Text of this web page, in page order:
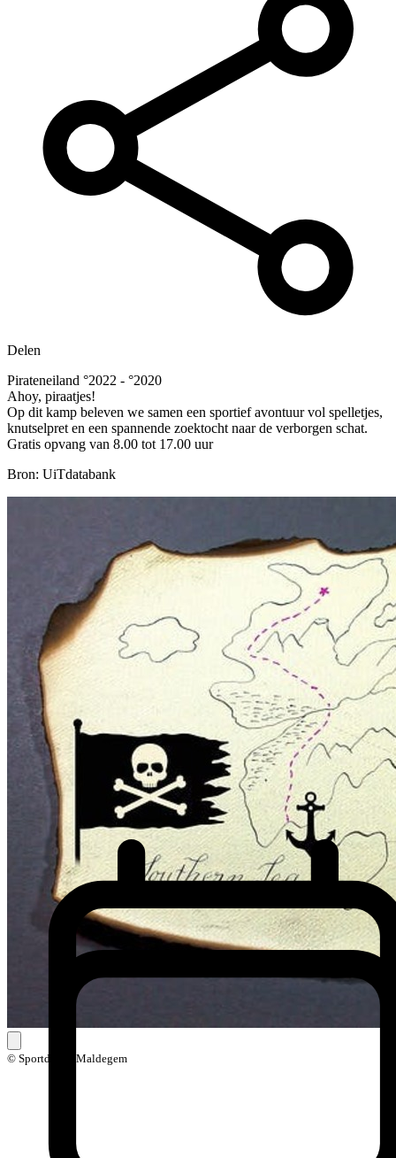
Delen
Pirateneiland °2022 - °2020
Ahoy, piraatjes!
Op dit kamp beleven we samen een sportief avontuur vol spelletjes,
knutselpret en een spannende zoektocht naar de verborgen schat.
Gratis opvang van 8.00 tot 17.00 uur
Bron: UiTdatabank
© Sportdienst Maldegem